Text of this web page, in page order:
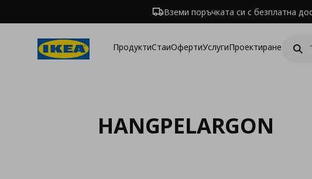
Вземи поръчката си с безплатна
ПродуктиСтаиОфертиУслугиПроектиране
HANGPELARGON